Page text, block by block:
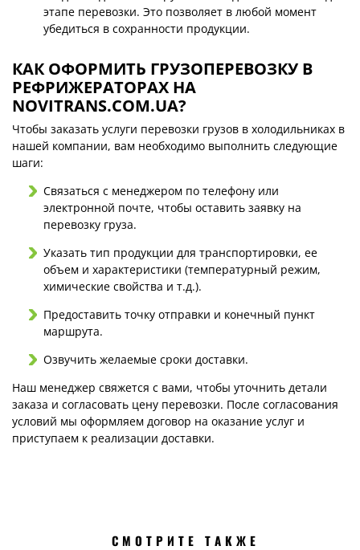
этапе перевозки. Это позволяет в любой момент
убедиться в сохранности продукции.
КАК ОФОРМИТЬ ГРУЗОПЕРЕВОЗКУ В
РЕФРИЖЕРАТОРАХ НА
NOVITRANS.COM.UA?
Чтобы заказать услуги перевозки грузов в холодильниках в
нашей компании, вам необходимо выполнить следующие
шаги:
Связаться с менеджером по телефону или
электронной почте, чтобы оставить заявку на
перевозку груза.
Указать тип продукции для транспортировки, ее
объем и характеристики (температурный режим,
химические свойства и т.д.).
Предоставить точку отправки и конечный пункт
маршрута.
Озвучить желаемые сроки доставки.
Наш менеджер свяжется с вами, чтобы уточнить детали
заказа и согласовать цену перевозки. После согласования
условий мы оформляем договор на оказание услуг и
приступаем к реализации доставки.
СМОТРИТЕ ТАКЖЕ